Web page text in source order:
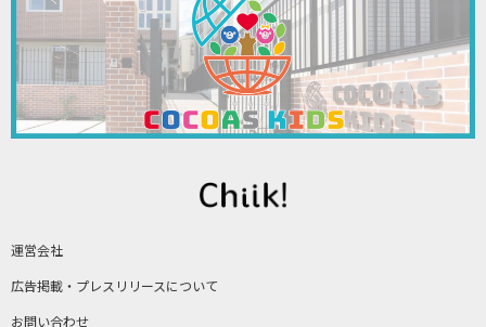
運営会社
広告掲載・プレスリリースについて
お問い合わせ